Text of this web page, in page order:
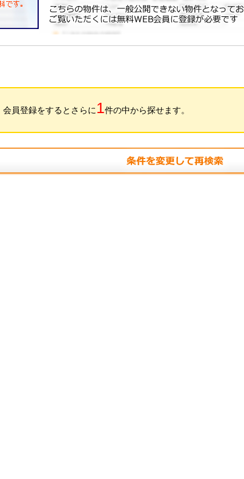
会員登録をするとさらに 1件の中から探せます。